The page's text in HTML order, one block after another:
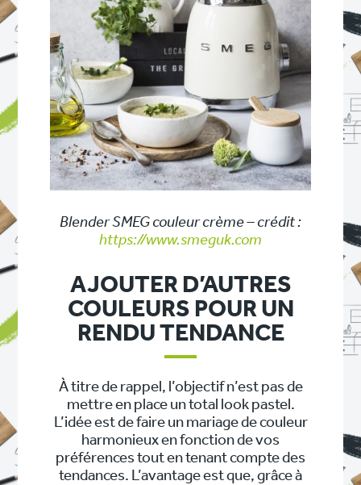
Blender SMEG couleur crème – crédit :
https://www.smeguk.com
AJOUTER D’AUTRES
COULEURS POUR UN
RENDU TENDANCE
À titre de rappel, l’objectif n’est pas de
mettre en place un total look pastel.
L’idée est de faire un mariage de couleur
harmonieux en fonction de vos
préférences tout en tenant compte des
tendances. L’avantage est que, grâce à